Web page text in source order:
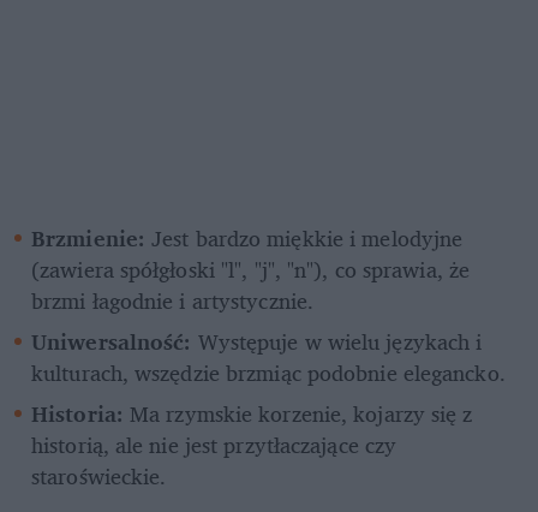
Brzmienie: Jest bardzo miękkie i melodyjne
(zawiera spółgłoski "l", "j", "n"), co sprawia, że
brzmi łagodnie i artystycznie.
Uniwersalność: Występuje w wielu językach i
kulturach, wszędzie brzmiąc podobnie elegancko.
Historia: Ma rzymskie korzenie, kojarzy się z
historią, ale nie jest przytłaczające czy
staroświeckie.